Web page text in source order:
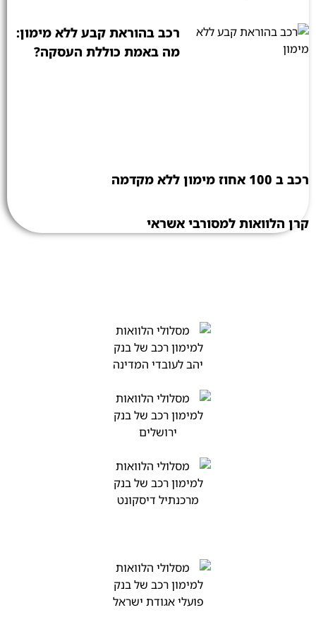
רכב בהוראת קבע ללא מימון:
מה באמת כוללת העסקה?
רכב ב 100 אחוז מימון ללא מקדמה
קרן הלוואות למסורבי אשראי